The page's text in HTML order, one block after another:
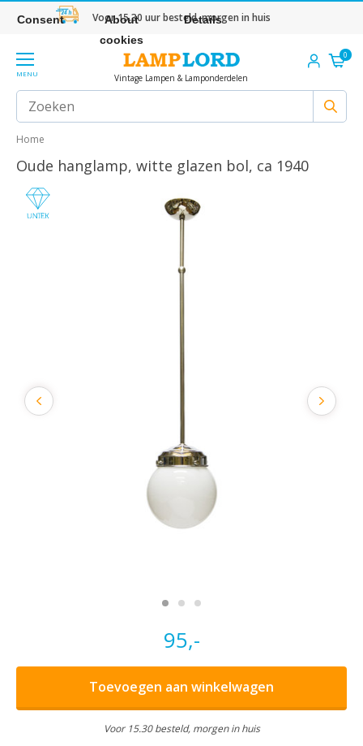
Voor 15.30 uur besteld, morgen in huis
MENU Vintage Lampen & Lamponderdelen
0
Home
Oude hanglamp, witte glazen bol, ca 1940
95,-
Toevoegen aan winkelwagen
Voor 15.30 besteld, morgen in huis
Consent
About
cookies
Details